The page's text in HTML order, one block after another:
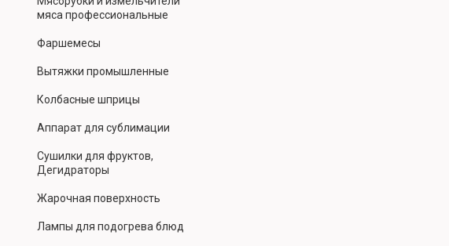
мяса профессиональные
Фаршемесы
Вытяжки промышленные
Колбасные шприцы
Аппарат для сублимации
Сушилки для фруктов,
Дегидраторы
Жарочная поверхность
Лампы для подогрева блюд